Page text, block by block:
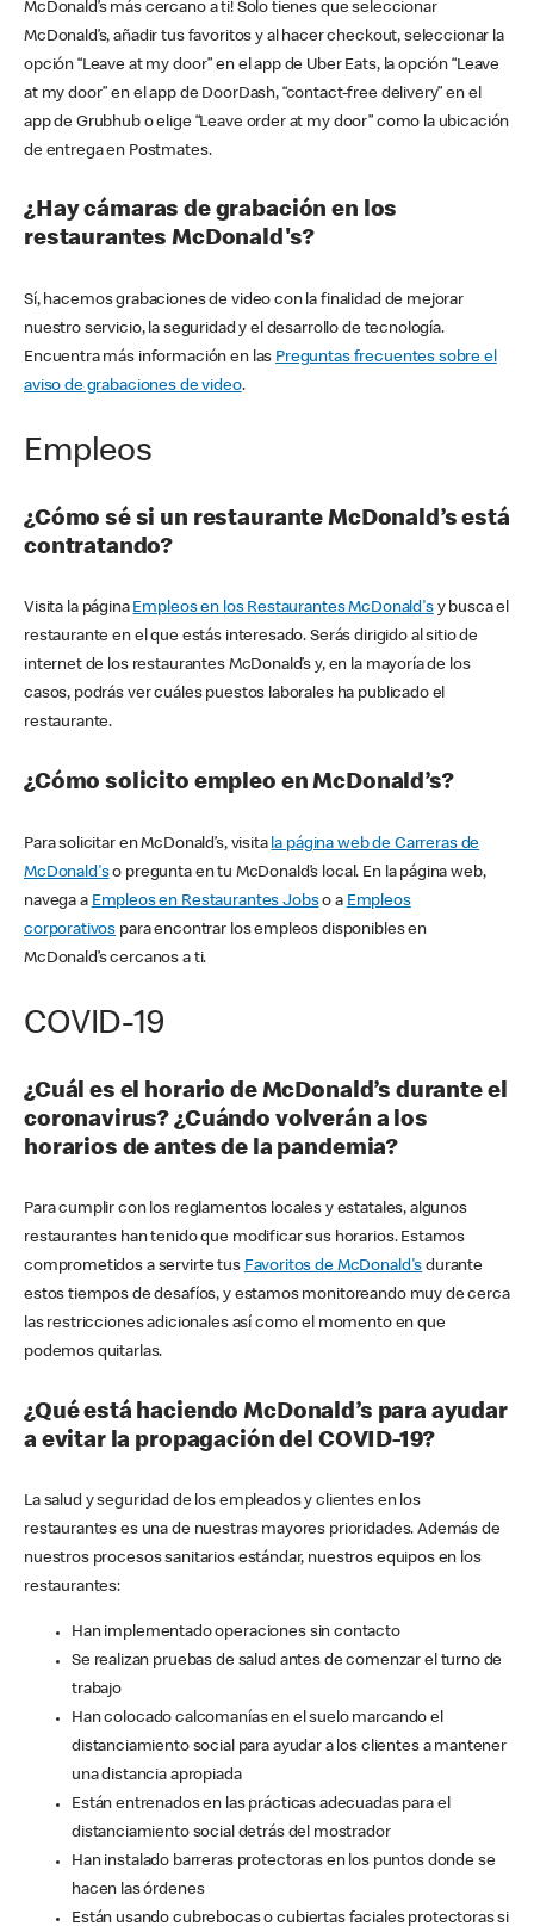
McDonald’s más cercano a ti! Solo tienes que seleccionar
McDonald’s, añadir tus favoritos y al hacer checkout, seleccionar la
opción “Leave at my door” en el app de Uber Eats, la opción “Leave
at my door” en el app de DoorDash, “contact-free delivery” en el
app de Grubhub o elige “Leave order at my door” como la ubicación
de entrega en Postmates.
¿Hay cámaras de grabación en los
restaurantes McDonald's?
Sí, hacemos grabaciones de video con la finalidad de mejorar
nuestro servicio, la seguridad y el desarrollo de tecnología.
Encuentra más información en las Preguntas frecuentes sobre el
aviso de grabaciones de video.
Empleos
¿Cómo sé si un restaurante McDonald’s está
contratando?
Visita la página Empleos en los Restaurantes McDonald'sy busca el
restaurante en el que estás interesado. Serás dirigido al sitio de
internet de los restaurantes McDonald’s y, en la mayoría de los
casos, podrás ver cuáles puestos laborales ha publicado el
restaurante.
¿Cómo solicito empleo en McDonald’s?
Para solicitar en McDonald’s, visita la página web de Carreras de
McDonald'so pregunta en tu McDonald’s local. En la página web,
navega a Empleos en Restaurantes Jobso a Empleos
corporativos para encontrar los empleos disponibles en
McDonald’s cercanos a ti.
COVID-19
¿Cuál es el horario de McDonald’s durante el
coronavirus? ¿Cuándo volverán a los
horarios de antes de la pandemia?
Para cumplir con los reglamentos locales y estatales, algunos
restaurantes han tenido que modificar sus horarios. Estamos
comprometidos a servirte tus Favoritos de McDonald's durante
estos tiempos de desafíos, y estamos monitoreando muy de cerca
las restricciones adicionales así como el momento en que
podemos quitarlas.
¿Qué está haciendo McDonald’s para ayudar
a evitar la propagación del COVID-19?
La salud y seguridad de los empleados y clientes en los
restaurantes es una de nuestras mayores prioridades. Además de
nuestros procesos sanitarios estándar, nuestros equipos en los
restaurantes:
Han implementado operaciones sin contacto
Se realizan pruebas de salud antes de comenzar el turno de
trabajo
Han colocado calcomanías en el suelo marcando el
distanciamiento social para ayudar a los clientes a mantener
una distancia apropiada
Están entrenados en las prácticas adecuadas para el
distanciamiento social detrás del mostrador
Han instalado barreras protectoras en los puntos donde se
hacen las órdenes
Están usando cubrebocas o cubiertas faciales protectoras si